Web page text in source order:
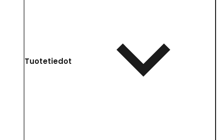
Tuotetiedot